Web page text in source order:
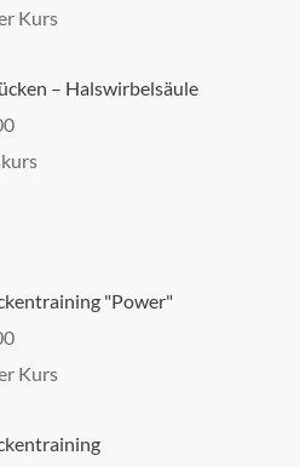
Kurs
– Halswirbelsäule
"Power"
Kurs